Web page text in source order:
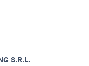
S.R.L.